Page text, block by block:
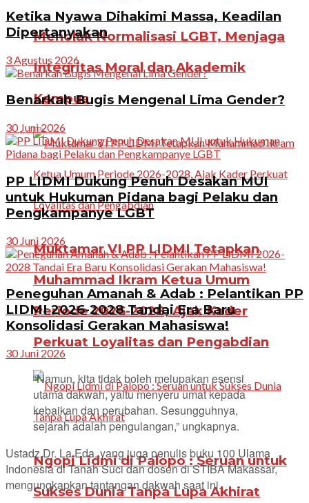
Menolak Normalisasi LGBT, Menjaga
Integritas Moral dan Akademik
Kampus
Muktamar VI PP LIDMI Tetapkan
Muhammad Ikram Ketua Umum
Periode 2026-2028, Ajak Kader
Perkuat Loyalitas dan Pengabdian
Ngopi Lidmi di Palopo : Seruan untuk
Sukses Dunia Tanpa Lupa Akhirat
Ketika Nyawa Dihakimi Massa, Keadilan
Dipertanyakan
3 Agustus 2026
Benarkah Bugis Mengenal Lima Gender?
30 Juni 2026
PP LIDMI Dukung Penuh Desakan MUI
untuk Hukuman Pidana bagi Pelaku dan
Pengkampanye LGBT
30 Juni 2026
Peneguhan Amanah & Adab : Pelantikan PP
LIDMI 2026-2028 Tandai Era Baru
Konsolidasi Gerakan Mahasiswa!
30 Juni 2026
“Namun, kita tidak boleh melupakan esensi
utama dakwah, yaitu menyeru umat kepada
kebaikan dan perubahan. Sesungguhnya,
sejarah adalah pengulangan,” ungkapnya.
Ustadz Dr. La Eda, yang juga penulis buku 100 Ulama
Indonesia di Tanah Suci dan dosen di STIBA Makassar,
mengungkapkan tantangan dakwah saat ini.